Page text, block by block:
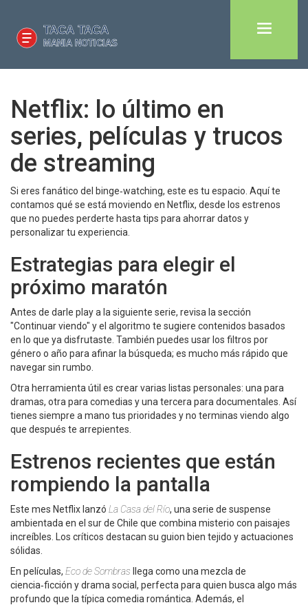
Netflix: lo último en
series, películas y trucos
de streaming
Si eres fanático del binge‑watching, este es tu espacio. Aquí te
contamos qué se está moviendo en Netflix, desde los estrenos
que no puedes perderte hasta tips para ahorrar datos y
personalizar tu experiencia.
Estrategias para elegir el
próximo maratón
Antes de darle play a la siguiente serie, revisa la sección
"Continuar viendo" y el algoritmo te sugiere contenidos basados
en lo que ya disfrutaste. También puedes usar los filtros por
género o año para afinar la búsqueda; es mucho más rápido que
navegar sin rumbo.
Otra herramienta útil es crear varias listas personales: una para
dramas, otra para comedias y una tercera para documentales. Así
tienes siempre a mano tus prioridades y no terminas viendo algo
que después te arrepientes.
Estrenos recientes que están
rompiendo la pantalla
Este mes Netflix lanzó La Casa del Río, una serie de suspense
ambientada en el sur de Chile que combina misterio con paisajes
increíbles. Los críticos destacan su guion bien tejido y actuaciones
sólidas.
En películas, Eco de Sombras llega como una mezcla de
ciencia‑ficción y drama social, perfecta para quien busca algo más
profundo que la típica comedia romántica. Además, el